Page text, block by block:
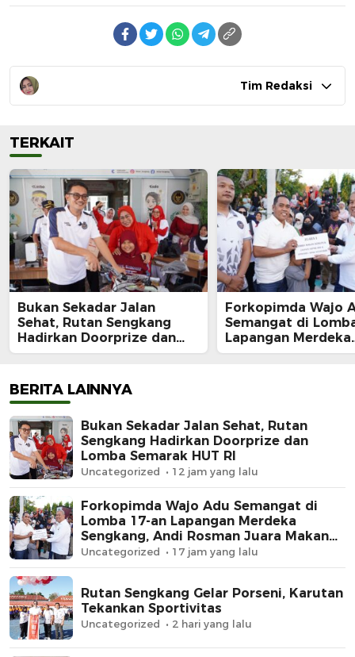
Tim Redaksi
TERKAIT
Bukan Sekadar Jalan
Sehat, Rutan Sengkang
Hadirkan Doorprize dan
Lomba Semarak HUT RI
Forkopimda Wajo
Semangat di
Lapangan Merdeka
Sengkang, Andi
BERITA LAINNYA
Bukan Sekadar Jalan Sehat, Rutan
Sengkang Hadirkan Doorprize dan
Lomba Semarak HUT RI
Uncategorized 12 jam yang lalu
Forkopimda Wajo Adu Semangat di
Lomba 17-an Lapangan Merdeka
Sengkang, Andi Rosman Juara Makan
Krupuk
Uncategorized 17 jam yang lalu
Rutan Sengkang Gelar Porseni, Karutan
Tekankan Sportivitas
Uncategorized 2 hari yang lalu